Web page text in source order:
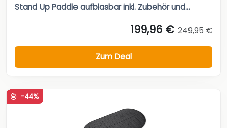
Stand Up Paddle aufblasbar inkl. Zubehör und...
199,96 € 249,95 €
Zum Deal
-44%